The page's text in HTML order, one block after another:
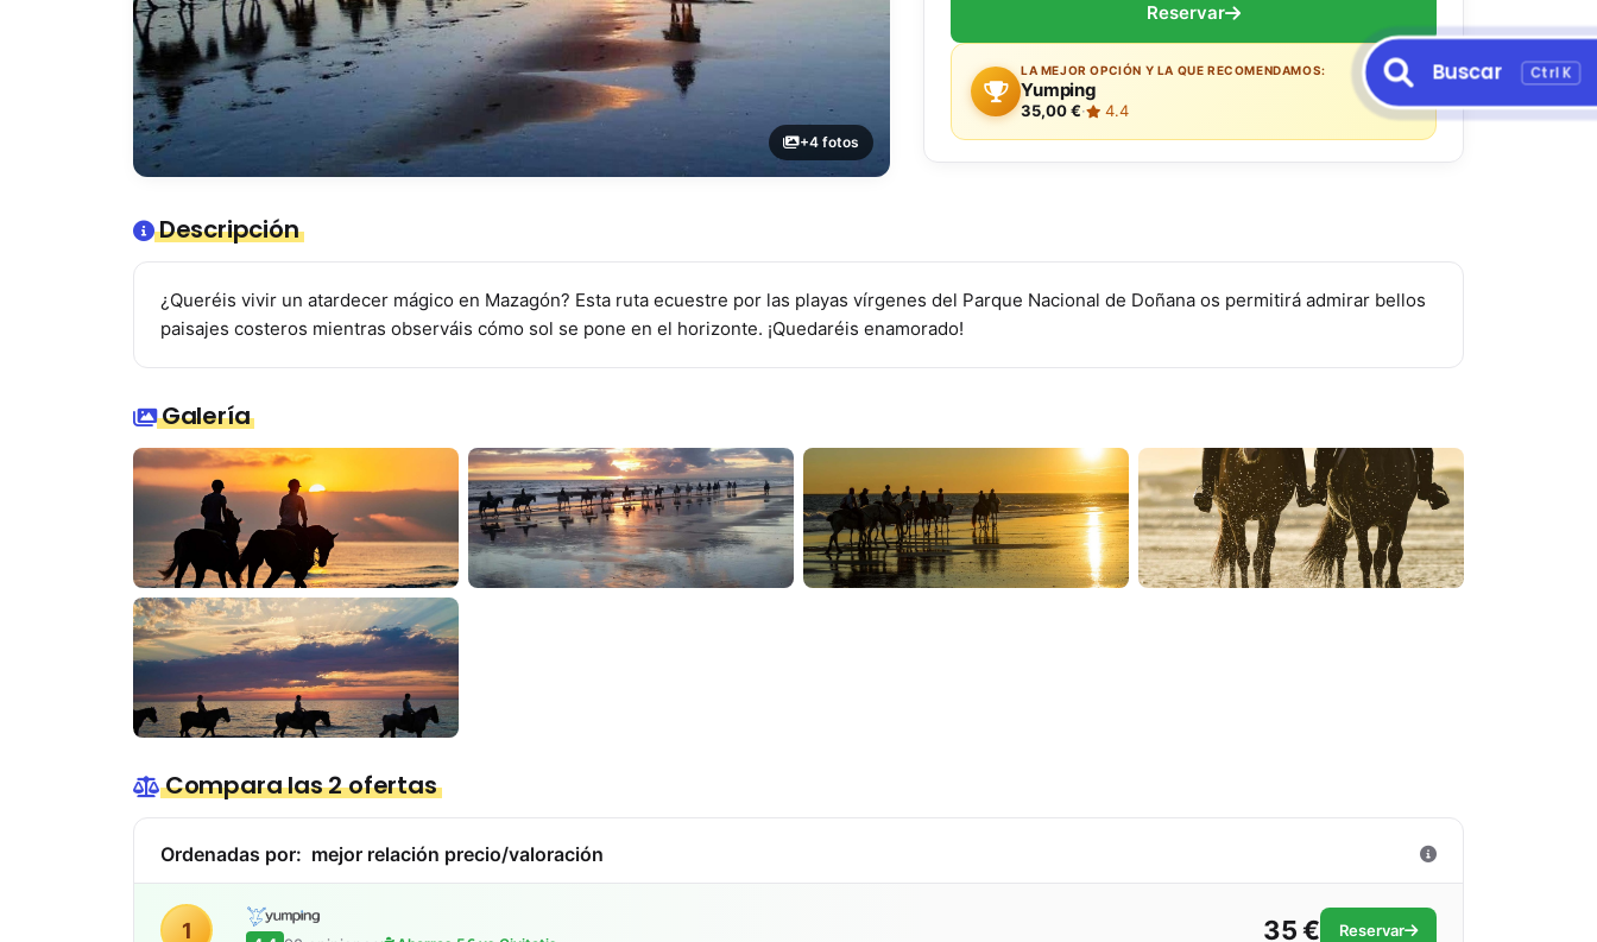
+4 fotos
Reservar
LA MEJOR OPCIÓN Y LA QUE RECOMENDAMOS:
Yumping
35,00 €· 4.4
Descripción
¿Queréis vivir un atardecer mágico en Mazagón? Esta ruta ecuestre por las playas vírgenes del Parque Nacional de Doñana os permitirá admirar bellos
paisajes costeros mientras observáis cómo sol se pone en el horizonte. ¡Quedaréis enamorado!
Galería
Compara las 2 ofertas
Ordenadas por: mejor relación precio/valoración
1 35 € Reservar
Buscar Ctrl K